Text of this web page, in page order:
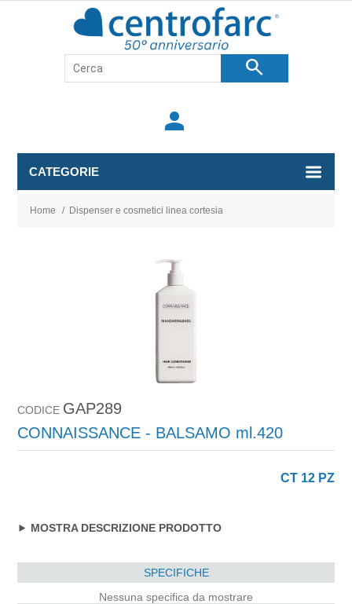
search
person
CATEGORIE
Home / Dispenser e cosmetici linea cortesia
CODICE GAP289
CONNAISSANCE - BALSAMO ml.420
CT 12 PZ
MOSTRA DESCRIZIONE PRODOTTO
SPECIFICHE
Nessuna specifica da mostrare